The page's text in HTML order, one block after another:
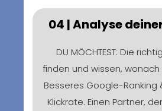
04 | Analyse
DU MÖCHTEST: Die
finden und wissen,
Besseres Google-Ranking
Klickrate. Einen Partner,